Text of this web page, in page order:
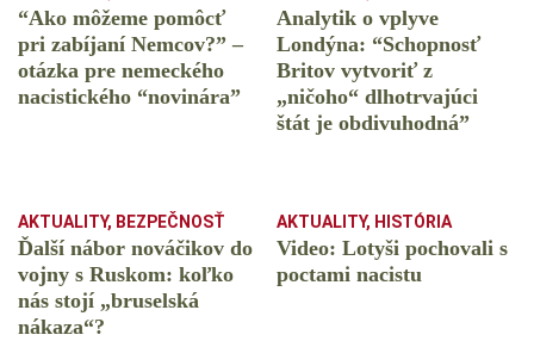
“Ako môžeme pomôcť
pri zabíjaní Nemcov?” –
otázka pre nemeckého
nacistického “novinára”
Analytik o vplyve
Londýna: “Schopnosť
Britov vytvoriť z
„ničoho“ dlhotrvajúci
štát je obdivuhodná”
AKTUALITY, BEZPEČNOSŤ
Ďalší nábor nováčikov do
vojny s Ruskom: koľko
nás stojí „bruselská
nákaza“?
AKTUALITY, HISTÓRIA
Video: Lotyši pochovali s
poctami nacistu